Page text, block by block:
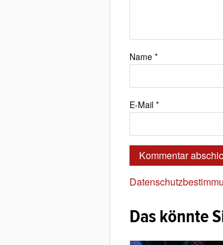
Name *
E-Mail *
Das könnte